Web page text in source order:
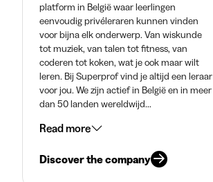
platform in België waar leerlingen
eenvoudig privéleraren kunnen vinden
voor bijna elk onderwerp. Van wiskunde
tot muziek, van talen tot fitness, van
coderen tot koken, wat je ook maar wilt
leren. Bij Superprof vind je altijd een leraar
voor jou. We zijn actief in België en in meer
dan 50 landen wereldwijd...
Read more
Discover the company